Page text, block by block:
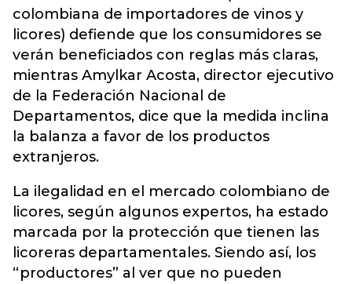
colombiana de importadores de vinos y
licores) defiende que los consumidores se
verán beneficiados con reglas más claras,
mientras Amylkar Acosta, director ejecutivo
de la Federación Nacional de
Departamentos, dice que la medida inclina
la balanza a favor de los productos
extranjeros.
La ilegalidad en el mercado colombiano de
licores, según algunos expertos, ha estado
marcada por la protección que tienen las
licoreras departamentales. Siendo así, los
“productores” al ver que no pueden